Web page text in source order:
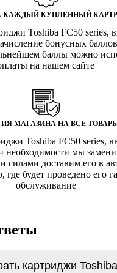
КАЖДЫЙ КУПЛЕННЫЙ
Toshiba FC50 series,
бонусных
баллы можно
на нашем сайте
МАГАЗИНА НА ВСЕ
Toshiba FC50 series,
необходимости мы
силами доставим его в
где будет проведено его
обслуживание
картриджи